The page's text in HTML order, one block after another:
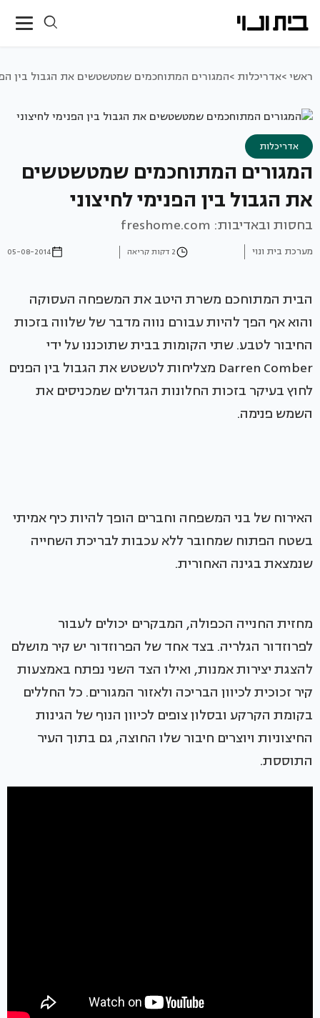
ראשי >אדריכלות >המגורים המתוחכמים שמטשטשים את הגבול בין
אדריכלות
המגורים המתוחכמים שמטשטשים
את הגבול בין הפנימי לחיצוני
בחסות ובאדיבות: freshome.com
מערכת בית ונוי 2 דקות קריאה 05-08-2014
הבית המתוחכם משרת היטב את המשפחה העסוקה
והוא אף הפך להיות עבורם נווה מדבר של שלווה בזכות
החיבור לטבע. שתי הקומות בבית שתוכננו על ידי
Darren Comber מצליחות לטשטש את הגבול בין הפנים
לחוץ בעיקר בזכות החלונות הגדולים שמכניסים את
השמש פנימה.
האירוח של בני המשפחה וחברים הופך להיות כיף אמיתי
בשטח הפתוח שמחובר ללא עכבות לבריכת השחייה
שנמצאת בגינה האחורית.
מחזית החנייה הכפולה, המבקרים יכולים לעבור
לפרוזדור הגלריה. בצד אחד של הפרוזדור יש קיר מושלם
להצגת יצירות אמנות, ואילו הצד השני נפתח באמצעות
קיר זכוכית לכיוון הבריכה ולאזור המגורים. כל החללים
בקומת הקרקע ובסלון צופים לכיוון הנוף של הגינות
החיצוניות ויוצרים חיבור שלו החוצה, גם בתוך העיר
התוססת.